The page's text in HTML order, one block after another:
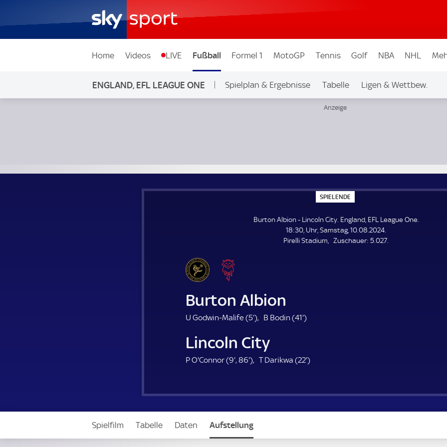
Home Videos LIVE Fußball Formel 1 MotoGP Tennis Golf NBA NHL
ENGLAND, EFL LEAGUE ONE Spielplan & Ergebnisse Tabelle Ligen & Wettbew.
SPIELENDE
P
E
L
E
N
Burton Albion - Lincoln City. England, EFL League One.
18:30, Uhr, Samstag, 10.08.2024.
Pirelli Stadium
Zuschauer: Z
5.027.
Burton Albion
U Godwin-Malife (5'5
m
e
) B Bodin (41'4
i
t
)
Lincoln City
P O'Connor (9'9
i
u
t
e
, 86'8
m
n
u
t
) T Darikwa (22'2
m
n
)
Spielfilm Tabelle Daten Aufstellung